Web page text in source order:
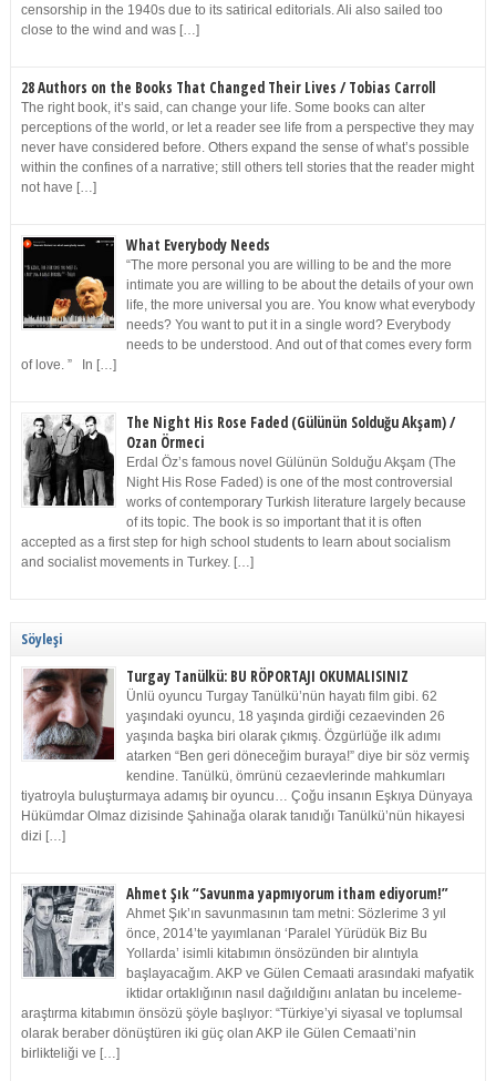
censorship in the 1940s due to its satirical editorials. Ali also sailed too
close to the wind and was […]
28 Authors on the Books That Changed Their Lives / Tobias Carroll
The right book, it’s said, can change your life. Some books can alter
perceptions of the world, or let a reader see life from a perspective they may
never have considered before. Others expand the sense of what’s possible
within the confines of a narrative; still others tell stories that the reader might
not have […]
What Everybody Needs
“The more personal you are willing to be and the more
intimate you are willing to be about the details of your own
life, the more universal you are. You know what everybody
needs? You want to put it in a single word? Everybody
needs to be understood. And out of that comes every form
of love. ” In […]
The Night His Rose Faded (Gülünün Solduğu Akşam) /
Ozan Örmeci
Erdal Öz’s famous novel Gülünün Solduğu Akşam (The
Night His Rose Faded) is one of the most controversial
works of contemporary Turkish literature largely because
of its topic. The book is so important that it is often
accepted as a first step for high school students to learn about socialism
and socialist movements in Turkey. […]
Söyleşi
Turgay Tanülkü: BU RÖPORTAJI OKUMALISINIZ
Ünlü oyuncu Turgay Tanülkü’nün hayatı film gibi. 62
yaşındaki oyuncu, 18 yaşında girdiği cezaevinden 26
yaşında başka biri olarak çıkmış. Özgürlüğe ilk adımı
atarken “Ben geri döneceğim buraya!” diye bir söz vermiş
kendine. Tanülkü, ömrünü cezaevlerinde mahkumları
tiyatroyla buluşturmaya adamış bir oyuncu… Çoğu insanın Eşkıya Dünyaya
Hükümdar Olmaz dizisinde Şahinağa olarak tanıdığı Tanülkü’nün hikayesi
dizi […]
Ahmet Şık “Savunma yapmıyorum itham ediyorum!”
Ahmet Şık’ın savunmasının tam metni: Sözlerime 3 yıl
önce, 2014’te yayımlanan ‘Paralel Yürüdük Biz Bu
Yollarda’ isimli kitabımın önsözünden bir alıntıyla
başlayacağım. AKP ve Gülen Cemaati arasındaki mafyatik
iktidar ortaklığının nasıl dağıldığını anlatan bu inceleme-
araştırma kitabımın önsözü şöyle başlıyor: “Türkiye’yi siyasal ve toplumsal
olarak beraber dönüştüren iki güç olan AKP ile Gülen Cemaati’nin
birlikteliği ve […]